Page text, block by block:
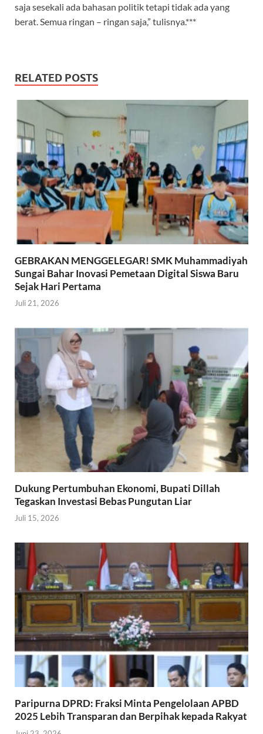
saja sesekali ada bahasan politik tetapi tidak ada yang
berat. Semua ringan – ringan saja,” tulisnya.***
RELATED POSTS
GEBRAKAN MENGGELEGAR! SMK Muhammadiyah
Sungai Bahar Inovasi Pemetaan Digital Siswa Baru
Sejak Hari Pertama
Juli 21, 2026
Dukung Pertumbuhan Ekonomi, Bupati Dillah
Tegaskan Investasi Bebas Pungutan Liar
Juli 15, 2026
Paripurna DPRD: Fraksi Minta Pengelolaan APBD
2025 Lebih Transparan dan Berpihak kepada Rakyat